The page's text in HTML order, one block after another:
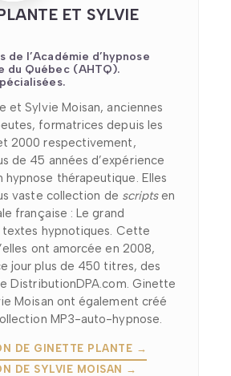
ET SYLVIE
de l’Académie d’hypnose
du Québec (AHTQ).
et Sylvie Moisan, anciennes
formatrices depuis les
2000 respectivement,
de 45 années d’expérience
hypnose thérapeutique. Elles
vaste collection de scriptsen
française : Le grand
hypnotiques. Cette
ont amorcée en 2008,
jour plus de 450 titres, des
DistributionDPA.com. Ginette
Moisan ont également créé
MP3-auto-hypnose.
DE GINETTE PLANTE →
DE SYLVIE MOISAN →